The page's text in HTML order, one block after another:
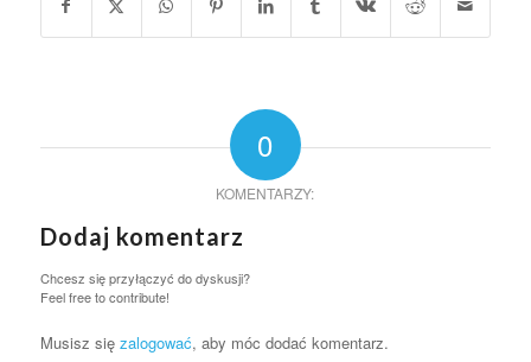
0
KOMENTARZY:
Dodaj komentarz
Chcesz się przyłączyć do dyskusji?
Feel free to contribute!
Musisz się zalogować, aby móc dodać komentarz.